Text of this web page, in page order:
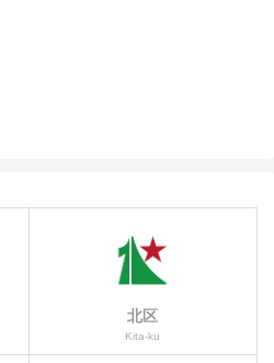
北区
Kita-ku